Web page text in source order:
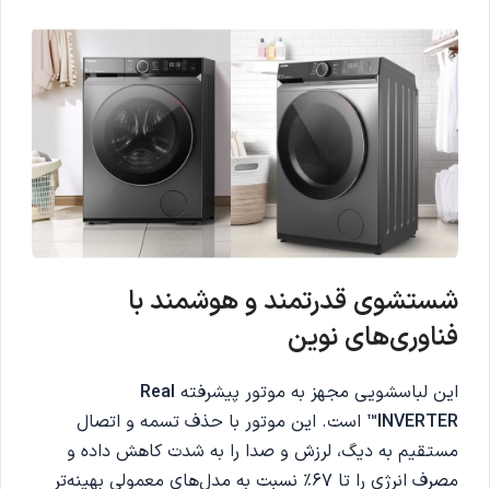
شستشوی قدرتمند و هوشمند با
فناوری‌های نوین
این لباسشویی مجهز به موتور پیشرفته Real
INVERTER™
است. این موتور با حذف تسمه و اتصال
مستقیم به دیگ، لرزش و صدا را به شدت کاهش داده و
مصرف انرژی را تا ۶۷٪ نسبت به مدل‌های معمولی بهینه‌تر